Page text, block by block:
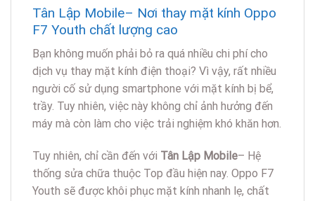
Tân Lập Mobile– Nơi thay mặt kính Oppo
F7 Youth chất lượng cao
Bạn không muốn phải bỏ ra quá nhiều chi phí cho
dịch vụ thay mặt kính điện thoại? Vì vậy, rất nhiều
người cố sử dụng smartphone với mặt kính bị bể,
trầy. Tuy nhiên, việc này không chỉ ảnh hưởng đến
máy mà còn làm cho việc trải nghiệm khó khăn hơn.
Tuy nhiên, chỉ cần đến với Tân Lập Mobile– Hệ
thống sửa chữa thuộc Top đầu hiện nay. Oppo F7
Youth sẽ được khôi phục mặt kính nhanh lẹ, chất